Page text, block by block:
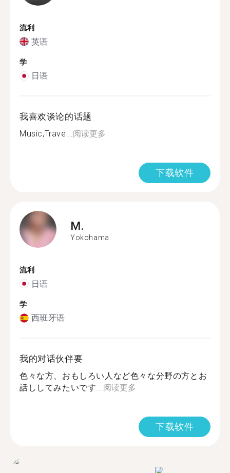
流利
英语
学
日语
我喜欢谈论的话题
Music,Trave...阅读更多
下载软件
M.
Yokohama
流利
日语
学
西班牙语
我的对话伙伴要
色々な方、おもしろい人など色々な分野の方とお
話ししてみたいです...阅读更多
下载软件